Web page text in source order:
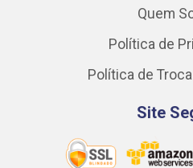
Quem
Política de
Política de
Site